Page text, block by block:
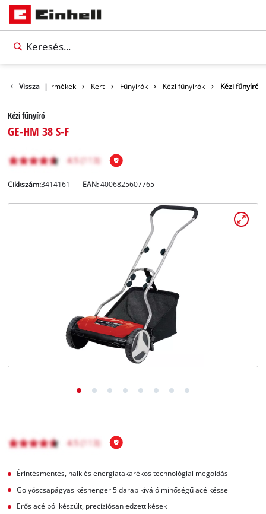
Vissza |Termékek Kert Fűnyírók Kézi fűnyírók Kézi fűnyíró
Kézi fűnyíró
GE-HM 38 S-F
Cikkszám:3414161 EAN:4006825607765
Érintésmentes, halk és energiatakarékos technológiai megoldás
Golyóscsapágyas késhenger 5 darab kiváló minőségű acélkéssel
Erős acélból készült, precíziósan edzett kések